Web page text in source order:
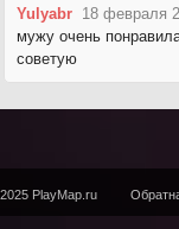
Yulyabr 18 февраля
мужу очень
советую
PlayMap.ru